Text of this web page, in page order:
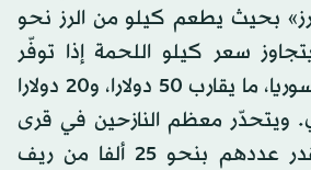
بحيث يطعم كيلو من الرز نحو
يتجاوز سعر كيلو اللحمة إذا توفّر
الخمسين ألف ليرة سوريا، ما يقارب 50 دولارا، و20 دولارا
ويتحدّر معظم النازحين في قرى
وادي بردى الذي يقدر عددهم بنحو 25 ألفا من ريف